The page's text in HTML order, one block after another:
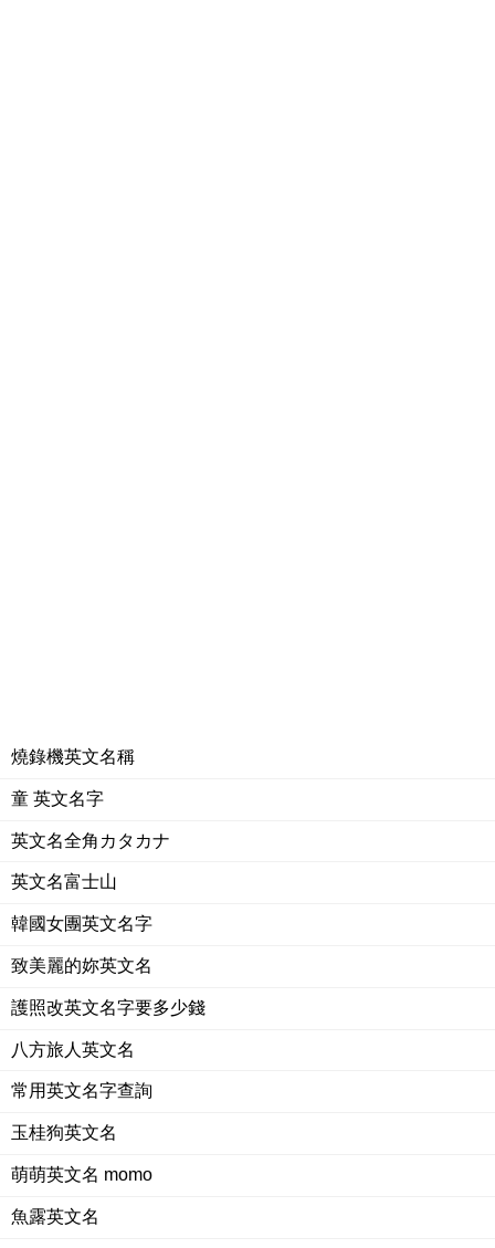
燒錄機英文名稱
童 英文名字
英文名全角カタカナ
英文名富士山
韓國女團英文名字
致美麗的妳英文名
護照改英文名字要多少錢
八方旅人英文名
常用英文名字查詢
玉桂狗英文名
萌萌英文名 momo
魚露英文名